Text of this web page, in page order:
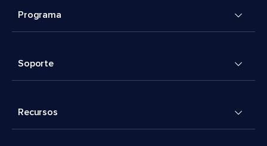
Programa
Soporte
Recursos